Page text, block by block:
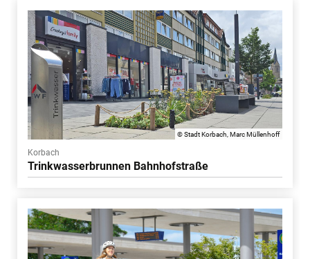
© Stadt Korbach, Marc Müllenhoff
Korbach
Trinkwasserbrunnen Bahnhofstraße